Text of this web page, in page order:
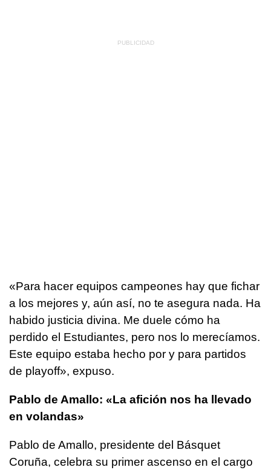
«Para hacer equipos campeones hay que fichar
a los mejores y, aún así, no te asegura nada. Ha
habido justicia divina. Me duele cómo ha
perdido el Estudiantes, pero nos lo merecíamos.
Este equipo estaba hecho por y para partidos
de playoff», expuso.
Pablo de Amallo: «La afición nos ha llevado
en volandas»
Pablo de Amallo, presidente del Básquet
Coruña, celebra su primer ascenso en el cargo